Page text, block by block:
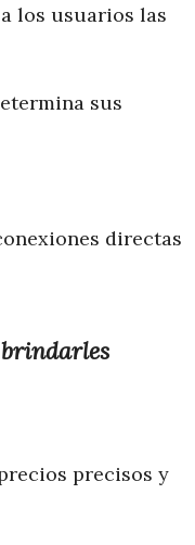
los usuarios las
sus
directas
precisos y